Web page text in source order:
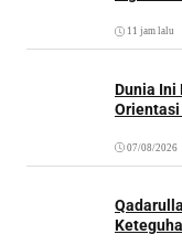
11 jam lalu
Dunia Ini
07/08/2026